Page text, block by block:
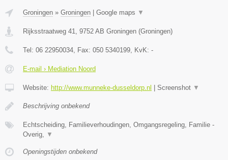
Groningen » Groningen Google maps ▼
Rijksstraatweg 41 9752 AB Groningen (Groningen)
Tel: 06 22950034 , Fax: 050 5340199 , KvK: -
E-mail › Mediation Noord
Website: http://www.munneke-dusseldorp.nl Screenshot ▼
Beschrijving onbekend
Echtscheiding, Familieverhoudingen, Omgangsregeling, Familie -
Overig,
▼
Openingstijden onbekend